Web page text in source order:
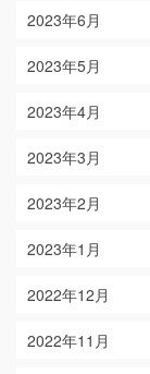
2023年6月
2023年5月
2023年4月
2023年3月
2023年2月
2023年1月
2022年12月
2022年11月